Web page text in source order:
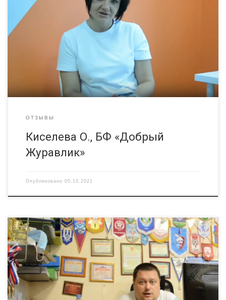
ОТЗЫВЫ
Киселева О., БФ «Добрый
Журавлик»
Опубликовано 05.10.2021